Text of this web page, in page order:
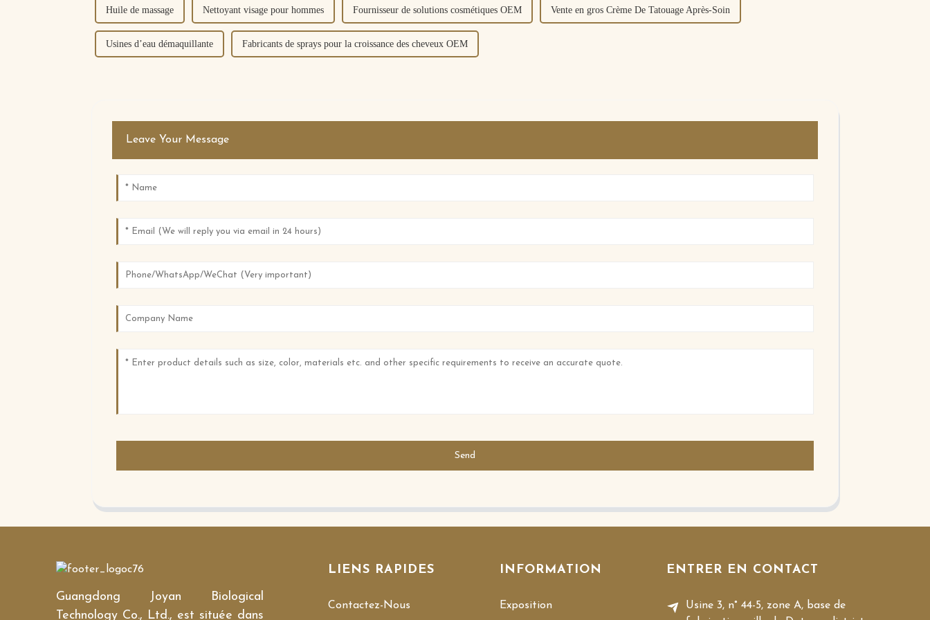
Huile de massage Nettoyant visage pour hommes Fournisseur de solutions cosmétiques OEM Vente en gros Crème De Tatouage Après-Soin
Usines d’eau démaquillante Fabricants de sprays pour la croissance des cheveux OEM
Leave Your Message
Send
Guangdong Joyan Biological
Technology Co., Ltd., est située dans
LIENS RAPIDES
Contactez-Nous
INFORMATION
Exposition
ENTRER EN CONTACT
Usine 3, n° 44-5, zone A, base de